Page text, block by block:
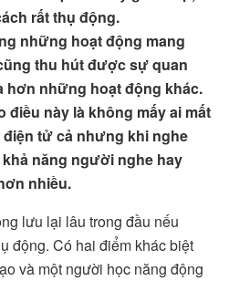
rất thụ động.
những hoạt động mang
thu hút được sự quan
hơn những hoạt động khác.
điều này là không mấy ai mất
tử cả nhưng khi nghe
năng người nghe hay
nhiều.
lưu lại lâu trong đầu nếu
động. Có hai điểm khác biệt
và một người học năng động